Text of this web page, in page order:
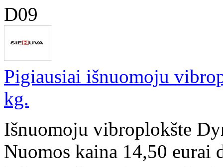
D09
Pigiausiai išnuomoju
kg.
Išnuomoju vibroplokšte
Nuomos kaina 14,50 eurai